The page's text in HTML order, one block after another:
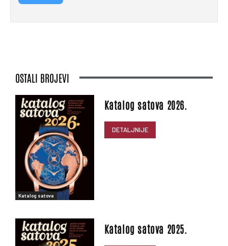
OSTALI BROJEVI
Katalog satova
Katalog satova 2026.
DETALJNIJE
Katalog satova 2025.